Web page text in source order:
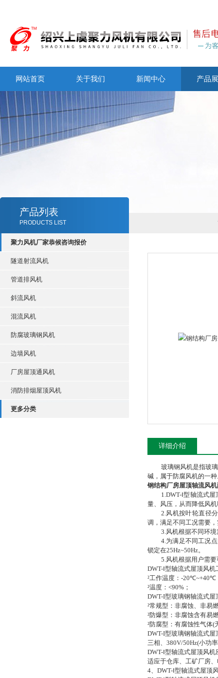
网站首页 关于我们 新闻中心 产品
产品列表
PRODUCTS LIST
聚力风机厂家恭候咨询报价
隧道射流风机
管道排风机
斜流风机
混流风机
防腐玻璃钢风机
边墙风机
厂房屋顶通风机
消防排烟屋顶风机
更多分类
详细介绍
玻璃钢风机是指玻
碱，属于防腐风机的一
钢结构厂房屋顶轴流风
1.DWT-Ⅰ型轴流式
量、风压，从而降低风
2.风机按叶轮直径分
调，满足不同工况需要
3.风机根据不同环
4.为满足不同工况
锁定在25Hz~50Hz。
5.风机根据用户需
DWT-Ⅰ型轴流式屋顶风机
²工作温度： -20℃~+40℃
²温度： <90% ；
DWT-I型玻璃钢轴流式屋
²常规型：非腐蚀、非易
²防爆型：非腐蚀含有易
²防腐型：有腐蚀性气体(
DWT-I型玻璃钢轴流式屋
三相、 380V/50Hz(小功
DWT-Ⅰ型轴流式屋顶风机
适应于仓库、工矿厂房
4、 DWT-Ⅰ型轴流式屋顶